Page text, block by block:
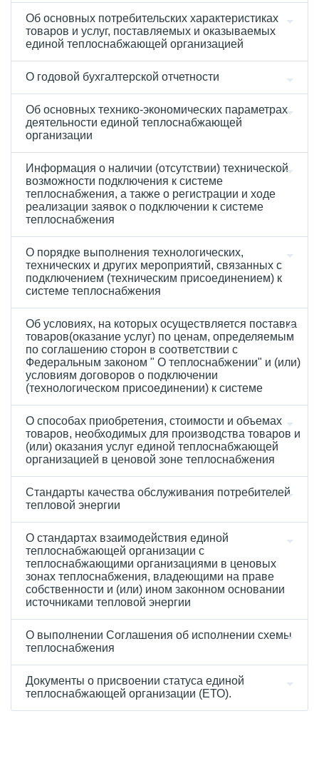
Об основных потребительских характеристиках
товаров и услуг, поставляемых и оказываемых
единой теплоснабжающей организацией
О годовой бухгалтерской отчетности
Об основных технико-экономических параметрах
деятельности единой теплоснабжающей
организации
Информация о наличии (отсутствии) технической
возможности подключения к системе
теплоснабжения, а также о регистрации и ходе
реализации заявок о подключении к системе
теплоснабжения
О порядке выполнения технологических,
технических и других мероприятий, связанных с
подключением (техническим присоединением) к
системе теплоснабжения
Об условиях, на которых осуществляется поставка
товаров(оказание услуг) по ценам, определяемым
по соглашению сторон в соответствии с
Федеральным законом " О теплоснабжении" и (или)
условиям договоров о подключении
(технологическом присоединении) к системе
О способах приобретения, стоимости и объемах
товаров, необходимых для производства товаров и
(или) оказания услуг единой теплоснабжающей
организацией в ценовой зоне теплоснабжения
Стандарты качества обслуживания потребителей
тепловой энергии
О стандартах взаимодействия единой
теплоснабжающей организации с
теплоснабжающими организациями в ценовых
зонах теплоснабжения, владеющими на праве
собственности и (или) ином законном основании
источниками тепловой энергии
О выполнении Соглашения об исполнении схемы
теплоснабжения
Документы о присвоении статуса единой
теплоснабжающей организации (ЕТО).